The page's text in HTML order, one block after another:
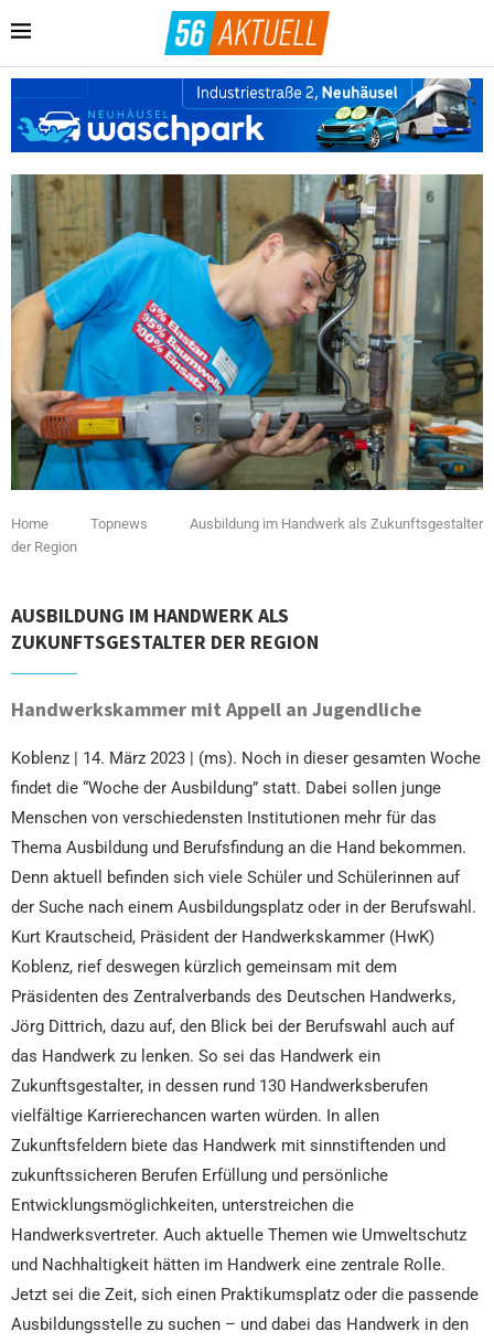
Home Topnews
Ausbildung im Handwerk als Zukunftsgestalter
der Region
AUSBILDUNG IM HANDWERK ALS
ZUKUNFTSGESTALTER DER REGION
Handwerkskammer mit Appell an Jugendliche
Koblenz | 14. März 2023 | (ms). Noch in dieser gesamten Woche
findet die “Woche der Ausbildung” statt. Dabei sollen junge
Menschen von verschiedensten Institutionen mehr für das
Thema Ausbildung und Berufsfindung an die Hand bekommen.
Denn aktuell befinden sich viele Schüler und Schülerinnen auf
der Suche nach einem Ausbildungsplatz oder in der Berufswahl.
Kurt Krautscheid, Präsident der Handwerkskammer (HwK)
Koblenz, rief deswegen kürzlich gemeinsam mit dem
Präsidenten des Zentralverbands des Deutschen Handwerks,
Jörg Dittrich, dazu auf, den Blick bei der Berufswahl auch auf
das Handwerk zu lenken. So sei das Handwerk ein
Zukunftsgestalter, in dessen rund 130 Handwerksberufen
vielfältige Karrierechancen warten würden. In allen
Zukunftsfeldern biete das Handwerk mit sinnstiftenden und
zukunftssicheren Berufen Erfüllung und persönliche
Entwicklungsmöglichkeiten, unterstreichen die
Handwerksvertreter. Auch aktuelle Themen wie Umweltschutz
und Nachhaltigkeit hätten im Handwerk eine zentrale Rolle.
Jetzt sei die Zeit, sich einen Praktikumsplatz oder die passende
Ausbildungsstelle zu suchen – und dabei das Handwerk in den